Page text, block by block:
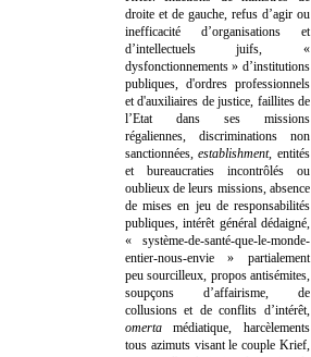
droite et de gauche, refus d’agir ou
inefficacité d’organisations et
d’intellectuels juifs, «
dysfonctionnements » d’institutions
publiques, d'ordres professionnels
et d'auxiliaires de justice, faillites de
l’Etat dans ses missions
régaliennes, discriminations non
sanctionnées,establishment, entités
et bureaucraties incontrôlés ou
oublieux de leurs missions, absence
de mises en jeu de responsabilités
publiques, intérêt général dédaigné,
« système-de-santé-que-le-monde-
entier-nous-envie » partialement
peu sourcilleux, propos antisémites,
soupçons d’affairisme, de
collusions et de conflits d’intérêt,
omertamédiatique, harcèlements
tous azimuts visant le couple Krief,